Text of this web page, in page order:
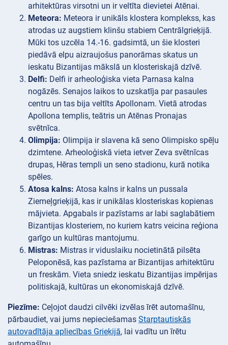
arhitektūras virsotni un ir veltīta dievietei Atēnai.
Meteora: Meteora ir unikāls klostera komplekss, kas
atrodas uz augstiem klinšu stabiem Centrālgrieķijā.
Mūki tos uzcēla 14.-16. gadsimtā, un šie klosteri
piedāvā elpu aizraujošus panorāmas skatus un
ieskatu Bizantijas mākslā un klosteriskajā dzīvē.
Delfi: Delfi ir arheoloģiska vieta Parnasa kalna
nogāzēs. Senajos laikos to uzskatīja par pasaules
centru un tas bija veltīts Apollonam. Vietā atrodas
Apollona templis, teātris un Atēnas Pronajas
svētnīca.
Olimpija: Olimpija ir slavena kā seno Olimpisko spēļu
dzimtene. Arheoloģiskā vieta ietver Zeva svētnīcas
drupas, Hēras templi un seno stadionu, kurā notika
spēles.
Atosa kalns: Atosa kalns ir kalns un pussala
Ziemeļgrieķijā, kas ir unikālas klosteriskas kopienas
mājvieta. Apgabals ir pazīstams ar labi saglabātiem
Bizantijas klosteriem, no kuriem katrs veicina reģiona
garīgo un kultūras mantojumu.
Mistras: Mistras ir viduslaiku nocietinātā pilsēta
Peloponēsā, kas pazīstama ar Bizantijas arhitektūru
un freskām. Vieta sniedz ieskatu Bizantijas impērijas
politiskajā, kultūras un ekonomiskajā dzīvē.
Piezīme: Ceļojot daudzi cilvēki izvēlas īrēt automašīnu,
pārbaudiet, vai jums nepieciešamas Starptautiskās
autovadītāja apliecības Grieķijā, lai vadītu un īrētu